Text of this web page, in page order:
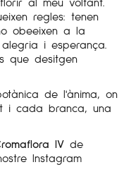
regles: tenen
obeeixen a la
i esperança.
que desitgen
de l'ànima, on
i cada branca, una
IV de
Instagram